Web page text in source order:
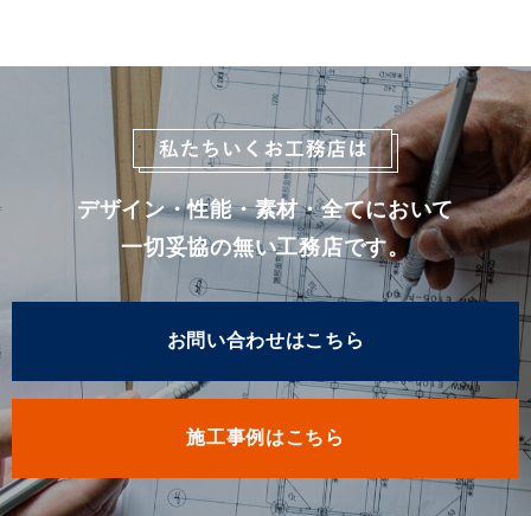
デザイン・性能・素材・全てにおいて
一切妥協の無い工務店です。
お問い合わせはこちら
施工事例はこちら